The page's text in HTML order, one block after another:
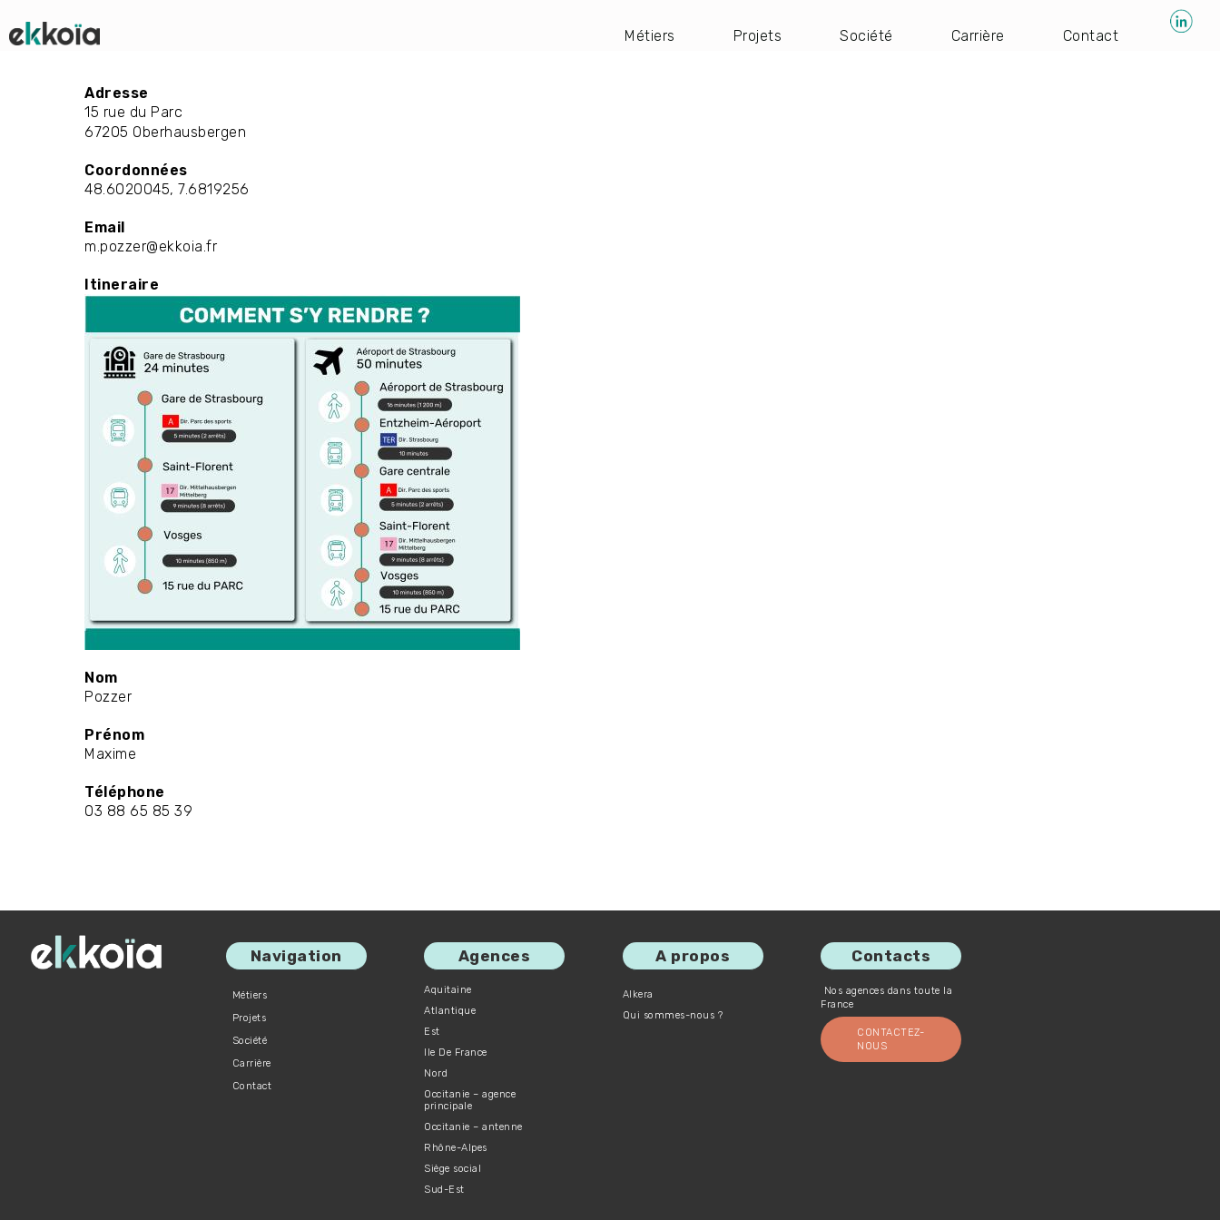
Navigation
Métiers Projets Société Carrière Contact
Adresse
15 rue du Parc
67205 Oberhausbergen
Coordonnées
48.6020045, 7.6819256
Email
m.pozzer@ekkoia.fr
Itineraire
Image
Nom
Pozzer
Prénom
Maxime
Téléphone
03 88 65 85 39
Navigation
Métiers
Projets
Société
Carrière
Contact
Agences
Aquitaine
Atlantique
Est
Ile De France
Nord
Occitanie – agence
principale
Occitanie – antenne
Rhône-Alpes
Siège social
Sud-Est
A propos
Alkera
Qui sommes-nous ?
Contacts
Nos agences dans toute la
France
CONTACTEZ-
NOUS